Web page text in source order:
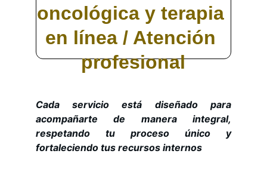
oncológica y terapia
en línea / Atención
profesional
Cada servicio está diseñado para
acompañarte de manera integral,
respetando tu proceso único y
fortaleciendo tus recursos internos